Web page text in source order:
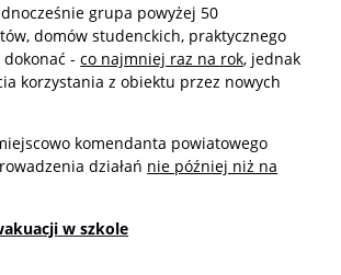
grupa powyżej 50
domów studenckich, praktycznego
dokonać -co najmniej raz na rok, jednak
korzystania z obiektu przez nowych
komendanta powiatowego
działań nie później niż na
w szkole